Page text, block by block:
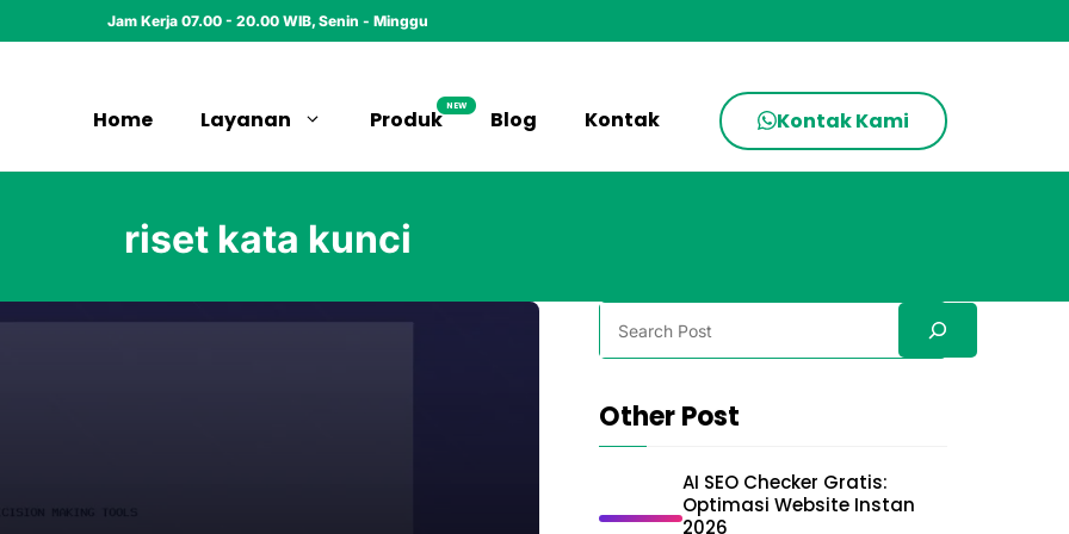
Jam Kerja 07.00 - 20.00 WIB, Senin - Minggu
Home Layanan Produk
NEW
Blog Kontak Kontak Kami
riset kata kunci
Other Post
AI SEO Checker Gratis:
Optimasi Website Instan
2026